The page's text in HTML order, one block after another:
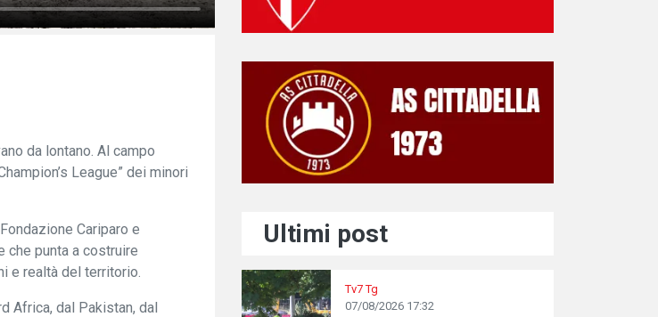
da lontano. Al campo
League” dei minori
Cariparo e
che punta a costruire
e realtà del territorio.
Africa, dal Pakistan, dal
Ultimi post
Tv7 Tg
07/08/2026 17:32